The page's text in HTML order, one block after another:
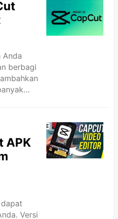
Ini
Anda
Buka
Anda
berbagi
dan
luar
aman.
APK
Versi